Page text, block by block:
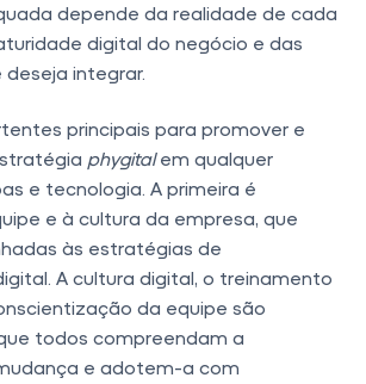
depende da realidade de cada
digital do negócio e das
integrar.
principais para promover e
phygitalem qualquer
e tecnologia. A primeira é
e à cultura da empresa, que
às estratégias de
A cultura digital, o treinamento
da equipe são
todos compreendam a
e adotem-a com